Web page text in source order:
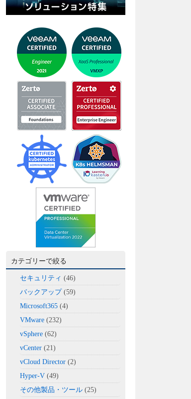
カテゴリーで絞る
セキュリティ (46)
バックアップ(59)
Microsoft365 (4)
VMware (232)
vSphere (62)
vCenter (21)
vCloud Director (2)
Hyper-V (49)
その他製品・ツール (25)